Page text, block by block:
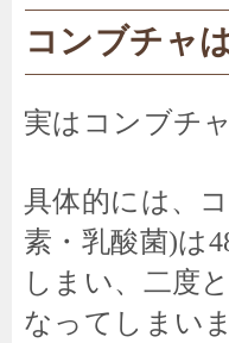
コンブチャ
実はコンブチ
具体的には、
素・乳酸菌)は
しまい、二度
なってしまいま